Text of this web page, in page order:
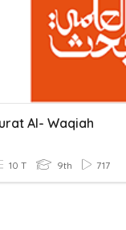
Al- Waqiah
10 T 9th 717